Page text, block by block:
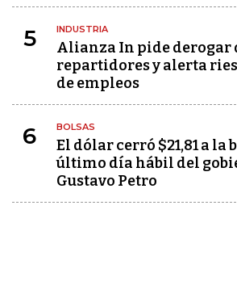
5 INDUSTRIA
Alianza In pide derogar
repartidores y alerta
de empleos
6 BOLSAS
El dólar cerró $21,81 a la
último día hábil del
Gustavo Petro